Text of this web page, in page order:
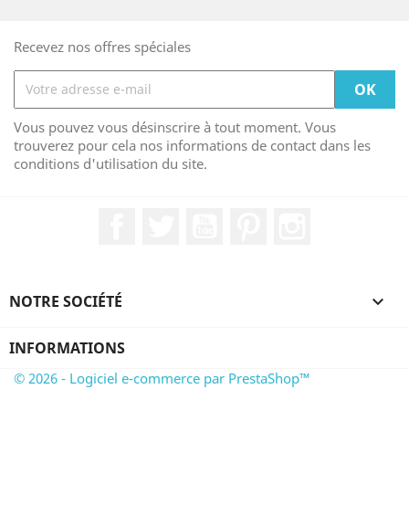
Recevez nos offres spéciales
Vous pouvez vous désinscrire à tout moment. Vous
trouverez pour cela nos informations de contact dans les
conditions d'utilisation du site.
NOTRE SOCIÉTÉ 
INFORMATIONS
© 2026 - Logiciel e-commerce par PrestaShop™